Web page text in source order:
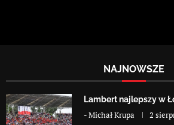
NAJNOWSZE
Lambert najlepszy w
-Michał Krupa 2